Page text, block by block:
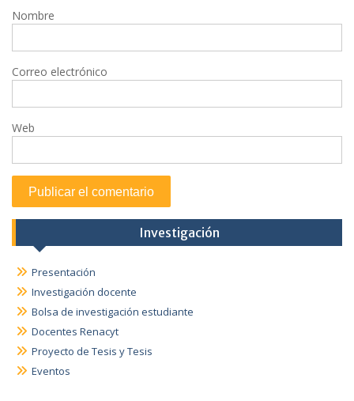
Nombre
Correo electrónico
Web
Investigación
Presentación
Investigación docente
Bolsa de investigación estudiante
Docentes Renacyt
Proyecto de Tesis y Tesis
Eventos